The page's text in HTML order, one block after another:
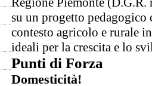
su un progetto pedagogico
contesto agricolo e rurale
ideali per la crescita e lo
Punti di Forza
Domesticità!